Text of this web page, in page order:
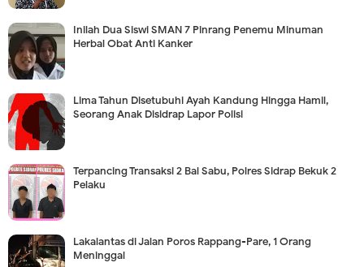
Inilah Dua Siswi SMAN 7 Pinrang Penemu Minuman
Herbal Obat Anti Kanker
Lima Tahun Disetubuhi Ayah Kandung Hingga Hamil,
Seorang Anak Disidrap Lapor Polisi
Terpancing Transaksi 2 Bal Sabu, Polres Sidrap Bekuk 2
Pelaku
Lakalantas di Jalan Poros Rappang-Pare, 1 Orang
Meninggal